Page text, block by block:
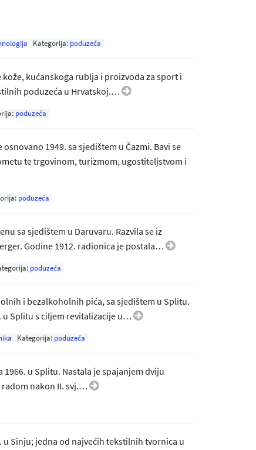
Kategorija: poduzeća
kućanskoga rublja i proizvoda za sport i
poduzeća u Hrvatskoj.…
poduzeća
1949. sa sjedištem u Čazmi. Bavi se
te trgovinom, turizmom, ugostiteljstvom i
poduzeća
sa sjedištem u Daruvaru. Razvila se iz
Godine 1912. radionica je postala…
poduzeća
i bezalkoholnih pića, sa sjedištem u Splitu.
u Splitu s ciljem revitalizacije u…
Kategorija: poduzeća
u Splitu. Nastala je spajanjem dviju
radom nakon II. svj.…
Sinju; jedna od najvećih tekstilnih tvornica u